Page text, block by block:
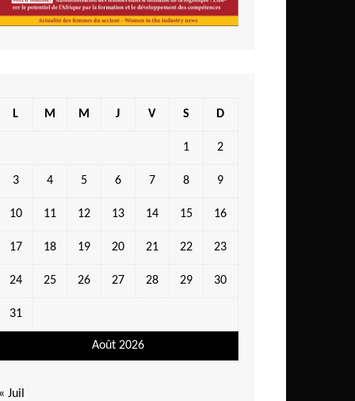
Août 2026
L M M J V S D
1 2
3 4 5 6 7 8 9
10 11 12 13 14 15 16
17 18 19 20 21 22 23
24 25 26 27 28 29 30
31
Juil